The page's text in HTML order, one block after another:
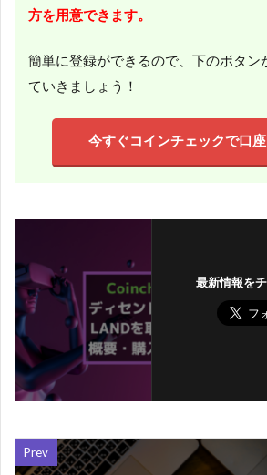
方を用意できます。
簡単に登録ができるので、下のボタン
ていきましょう！
今すぐコインチェックで口
最新情報を
Prev